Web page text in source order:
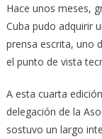
Hace unos meses,
Cuba pudo adquirir
prensa escrita, uno
el punto de vista
A esta cuarta
delegación de la
sostuvo un largo